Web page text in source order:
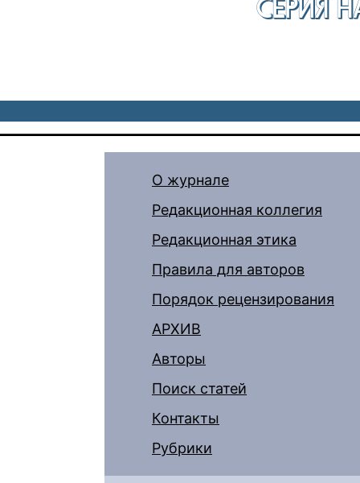
СЕРИЯ
О журнале
Редакционная коллегия
Редакционная этика
Правила для авторов
Порядок рецензирования
АРХИВ
Авторы
Поиск статей
Контакты
Рубрики